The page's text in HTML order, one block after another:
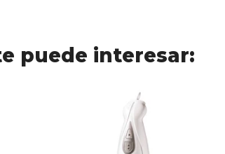
puede interesar: